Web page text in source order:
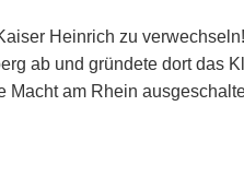
Heinrich zu
ab­ und gründete dort das
Macht am Rhein